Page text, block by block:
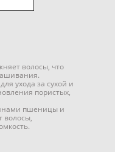
волосы, что
ухода за сухой и
пористых,
пшеницы и
волосы,